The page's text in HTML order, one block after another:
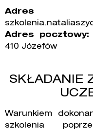
Adres pocztowy:
410 Józefów
SKŁADANIE
Warunkiem
szkolenia